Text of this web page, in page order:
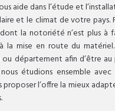
aide dans l’étude et
et le climat de votre pays.
la notoriété n’est plus à
la mise en route du
ou département afin d’être au
étudions ensemble avec
l’offre la mieux